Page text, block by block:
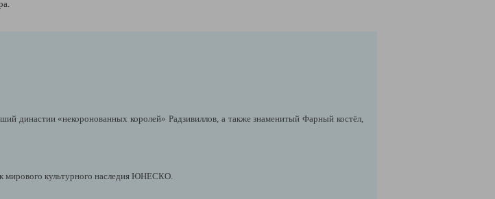
династии «некоронованных королей» Радзивиллов, а также знаменитый Фарный костёл,
мирового культурного наследия ЮНЕСКО.